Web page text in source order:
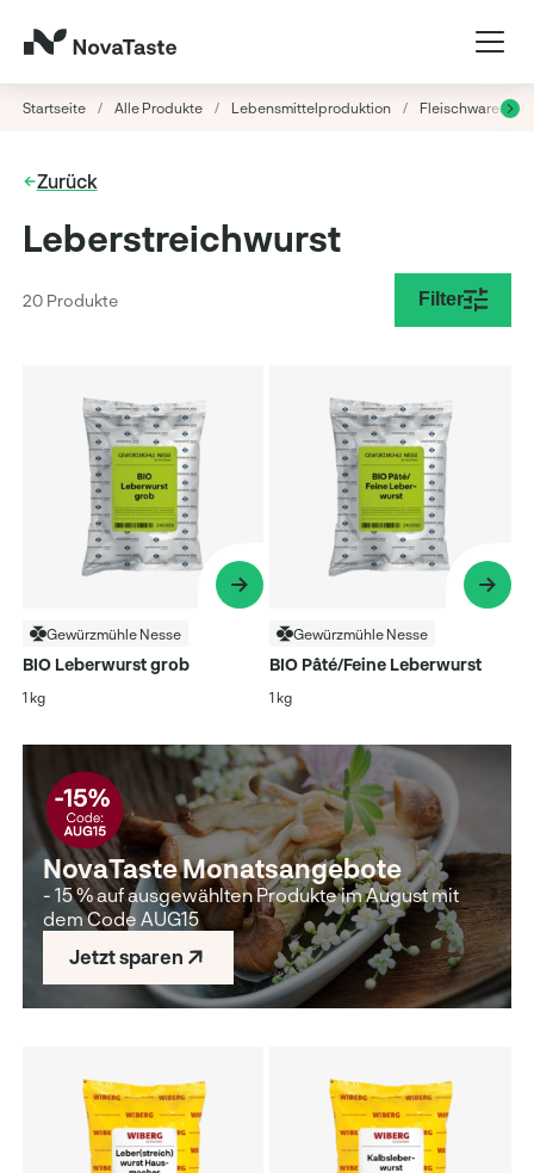
Startseite / Alle Produkte / Lebensmittelproduktion / Fleischwaren /
Zurück
Leberstreichwurst
20 Produkte Filter
Gewürzmühle Nesse
BIO Leberwurst grob
1 kg
Gewürzmühle Nesse
BIO Pâté/Feine Leberwurst
1 kg
NovaTaste Monatsangebote
- 15 % auf ausgewählten Produkte im August mit
dem Code AUG15
Jetzt sparen